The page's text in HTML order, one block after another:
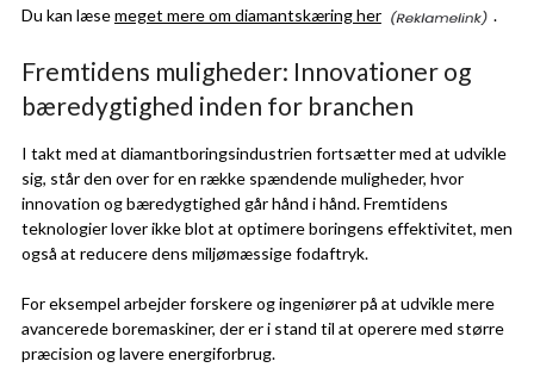
Du kan læsemeget mere om diamantskæring her .
Fremtidens muligheder: Innovationer og
bæredygtighed inden for branchen
I takt med at diamantboringsindustrien fortsætter med at udvikle
sig, står den over for en række spændende muligheder, hvor
innovation og bæredygtighed går hånd i hånd. Fremtidens
teknologier lover ikke blot at optimere boringens effektivitet, men
også at reducere dens miljømæssige fodaftryk.
For eksempel arbejder forskere og ingeniører på at udvikle mere
avancerede boremaskiner, der er i stand til at operere med større
præcision og lavere energiforbrug.